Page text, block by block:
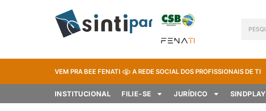
VEM PRA BEE FENATI A REDE SOCIAL DOS PROFISSIONAIS DE TI
INSTITUCIONAL FILIE-SE JURÍDICO SINDPLAY